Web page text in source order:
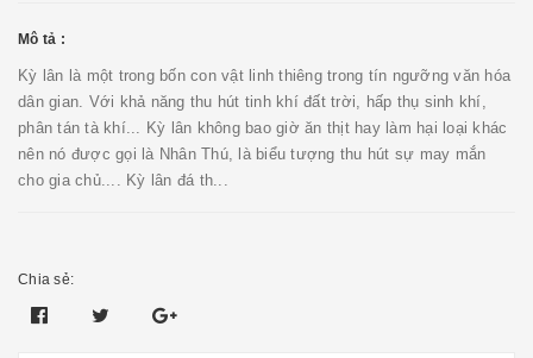
Mô tả :
Kỳ lân là một trong bốn con vật linh thiêng trong tín ngưỡng văn hóa
dân gian. Với khả năng thu hút tinh khí đất trời, hấp thụ sinh khí,
phân tán tà khí... Kỳ lân không bao giờ ăn thịt hay làm hại loại khác
nên nó được gọi là Nhân Thú, là biểu tượng thu hút sự may mắn
cho gia chủ.... Kỳ lân đá th...
Chia sẻ: